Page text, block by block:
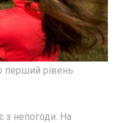
перший рівень
з непогоди. На